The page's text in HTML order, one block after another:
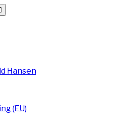
Hansen
(EU)